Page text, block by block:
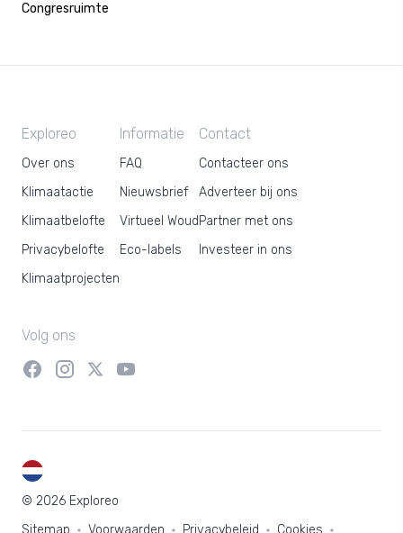
Congresruimte
Exploreo
Over ons
Klimaatactie
Klimaatbelofte
Privacybelofte
Klimaatprojecten
Informatie
FAQ
Nieuwsbrief
Virtueel Woud
Eco-labels
Contact
Contacteer ons
Adverteer bij ons
Partner met ons
Investeer in ons
Volg ons
© 2026 Exploreo
Sitemap
Voorwaarden Privacybeleid Cookies